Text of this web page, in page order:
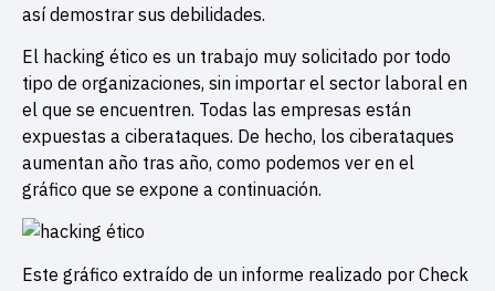
así demostrar sus debilidades.
El hacking ético es un trabajo muy solicitado por todo
tipo de organizaciones, sin importar el sector laboral en
el que se encuentren. Todas las empresas están
expuestas a ciberataques. De hecho, los ciberataques
aumentan año tras año, como podemos ver en el
gráfico que se expone a continuación.
Este gráfico extraído de un informe realizado por Check